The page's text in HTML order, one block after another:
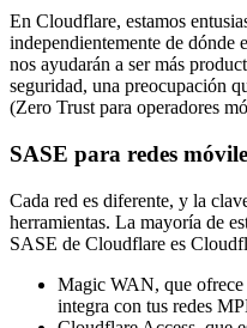
En Cloudflare, estamos
independientemente de dónde
nos ayudarán a ser más
seguridad, una preocupación
(Zero Trust para operadores
SASE para redes
Cada red es diferente, y la
herramientas. La mayoría de
SASE de Cloudflare es
Magic WAN, que ofrece
integra con tus redes